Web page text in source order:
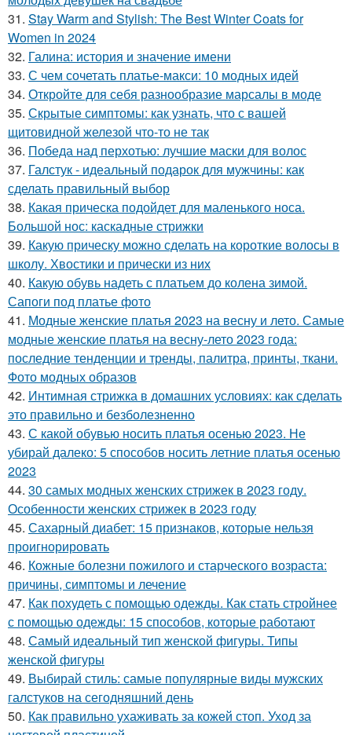
31. Stay Warm and Stylish: The Best Winter Coats for
Women in 2024
32. Галина: история и значение имени
33. С чем сочетать платье-макси: 10 модных идей
34. Откройте для себя разнообразие марсалы в моде
35. Скрытые симптомы: как узнать, что с вашей
щитовидной железой что-то не так
36. Победа над перхотью: лучшие маски для волос
37. Галстук - идеальный подарок для мужчины: как
сделать правильный выбор
38. Какая прическа подойдет для маленького носа.
Большой нос: каскадные стрижки
39. Какую прическу можно сделать на короткие волосы в
школу. Хвостики и прически из них
40. Какую обувь надеть с платьем до колена зимой.
Сапоги под платье фото
41. Модные женские платья 2023 на весну и лето. Самые
модные женские платья на весну-лето 2023 года:
последние тенденции и тренды, палитра, принты, ткани.
Фото модных образов
42. Интимная стрижка в домашних условиях: как сделать
это правильно и безболезненно
43. С какой обувью носить платья осенью 2023. Не
убирай далеко: 5 способов носить летние платья осенью
2023
44. 30 самых модных женских стрижек в 2023 году.
Особенности женских стрижек в 2023 году
45. Сахарный диабет: 15 признаков, которые нельзя
проигнорировать
46. Кожные болезни пожилого и старческого возраста:
причины, симптомы и лечение
47. Как похудеть с помощью одежды. Как стать стройнее
с помощью одежды: 15 способов, которые работают
48. Самый идеальный тип женской фигуры. Типы
женской фигуры
49. Выбирай стиль: самые популярные виды мужских
галстуков на сегодняшний день
50. Как правильно ухаживать за кожей стоп. Уход за